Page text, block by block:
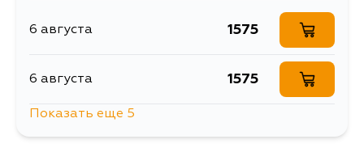
6 августа 1575
6 августа 1575
Показать еще 5